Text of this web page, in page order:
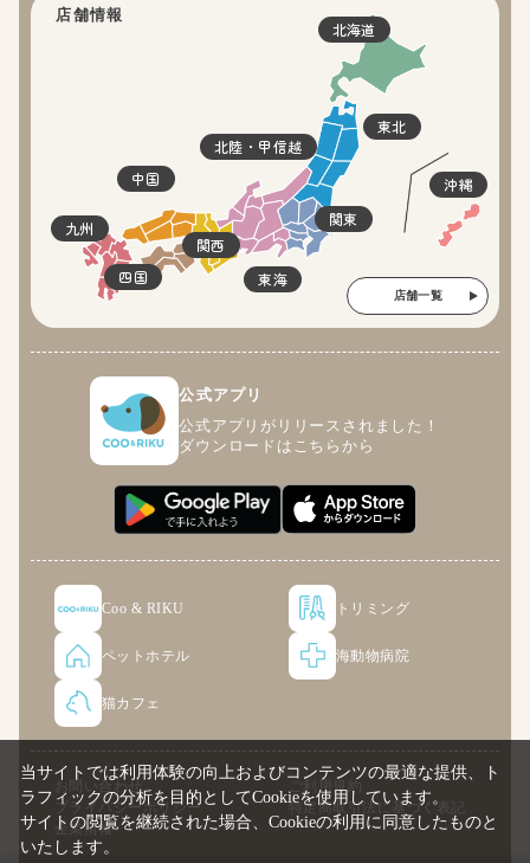
店舗情報
北海道
東北
関東
北陸・甲信越
東海
関西
四国
中国
九州
沖縄
店舗一覧
公式アプリ
公式アプリがリリースされました！
ダウンロードはこちらから
Coo & RIKU トリミング
ペットホテル 海動物病院
猫カフェ
お問い合わせ
ご利用規約
プライバシーポリシー
特定商取引法に基づく表記
企業情報
当サイトでは利用体験の向上およびコンテンツの最適な提供、ト
ラフィックの分析を目的としてCookieを使用しています。
サイトの閲覧を継続された場合、Cookieの利用に同意したものと
いたします。